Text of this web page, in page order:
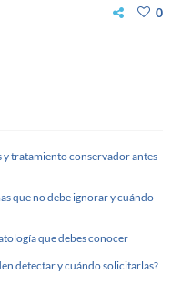
0
y tratamiento conservador antes
que no debe ignorar y cuándo
que debes conocer
detectar y cuándo solicitarlas?